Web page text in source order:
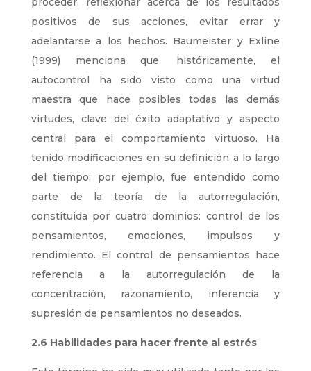
positivos de sus acciones, evitar errar y
adelantarse a los hechos. Baumeister y Exline
(1999) menciona que, históricamente, el
autocontrol ha sido visto como una virtud
maestra que hace posibles todas las demás
virtudes, clave del éxito adaptativo y aspecto
central para el comportamiento virtuoso. Ha
tenido modificaciones en su definición a lo largo
del tiempo; por ejemplo, fue entendido como
parte de la teoría de la autorregulación,
constituida por cuatro dominios: control de los
pensamientos, emociones, impulsos y
rendimiento. El control de pensamientos hace
referencia a la autorregulación de la
concentración, razonamiento, inferencia y
supresión de pensamientos no deseados.
2.6 Habilidades para hacer frente al estrés